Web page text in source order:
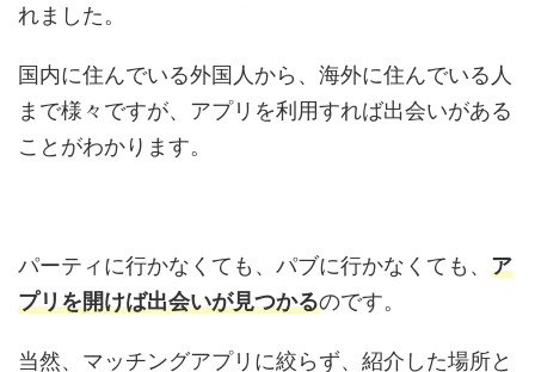
れました。
国内に住んでいる外国人から、海外に住んでいる人
まで様々ですが、アプリを利用すれば出会いがある
ことがわかります。
パーティに行かなくても、パブに行かなくても、 ア
プリを開けば出会いが見つかるのです。
当然、マッチングアプリに絞らず、紹介した場所と